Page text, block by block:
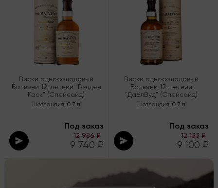
Виски односолодовый
Балвэни 12-летний "Голден
Каск" (Спейсайд)
Шотландия,0.7 л
Под заказ
12 986 ₽
9 740 ₽
Виски односолодовый
Балвэни 12-летний
"ДаблВуд" (Спейсайд)
Шотландия, 0.7 л
Под заказ
12 133 ₽
9 100 ₽